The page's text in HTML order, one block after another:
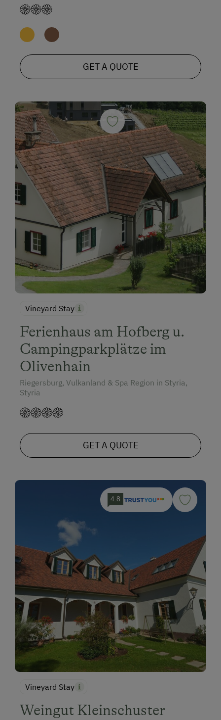
GET A QUOTE
Vineyard Stay
Ferienhaus am Hofberg u.
Campingparkplätze im
Olivenhain
Riegersburg, Vulkanland & Spa Region in Styria,
Styria
GET A QUOTE
4.8
Vineyard Stay
Weingut Kleinschuster